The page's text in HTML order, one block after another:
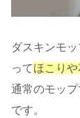
ダスキンモッ
ってほこり
通常のモッ
です。